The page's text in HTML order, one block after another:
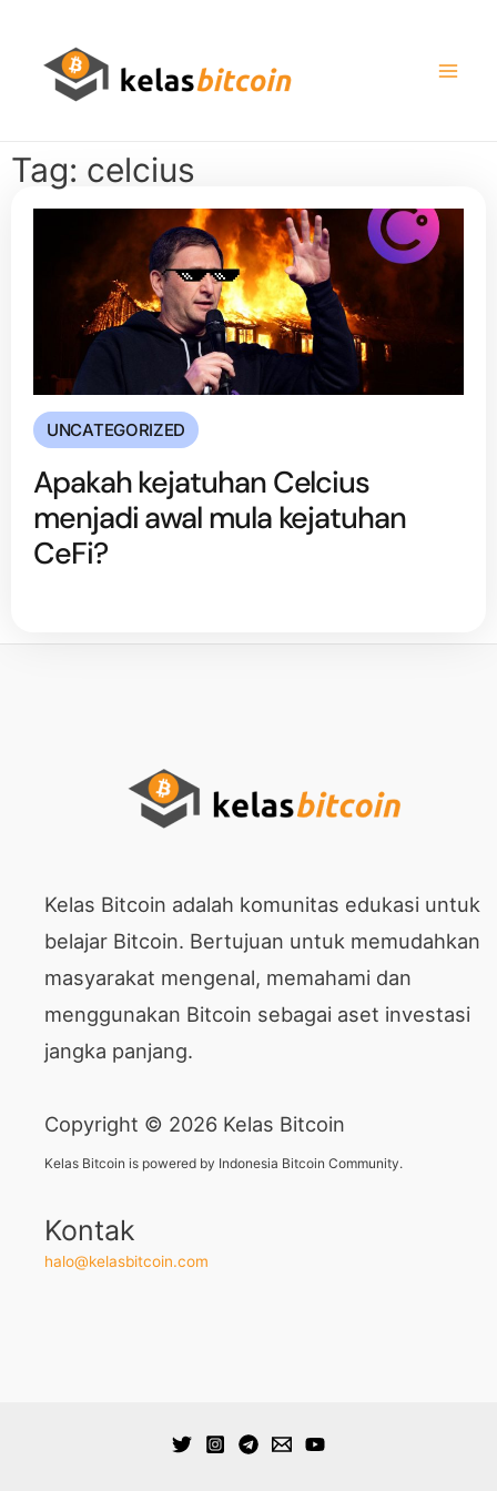
Tag: celcius
UNCATEGORIZED
Apakah kejatuhan Celcius
menjadi awal mula kejatuhan
CeFi?
Kelas Bitcoin adalah komunitas edukasi untuk
belajar Bitcoin. Bertujuan untuk memudahkan
masyarakat mengenal, memahami dan
menggunakan Bitcoin sebagai aset investasi
jangka panjang.
Copyright © 2026 Kelas Bitcoin
Kelas Bitcoin is powered by Indonesia Bitcoin Community.
Kontak
halo@kelasbitcoin.com